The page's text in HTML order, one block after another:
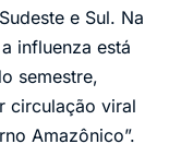
e Sul. Na
influenza está
semestre,
circulação viral
Amazônico”.